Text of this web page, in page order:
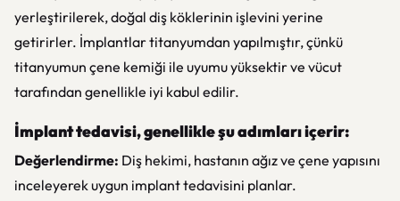
yerleştirilerek, doğal diş köklerinin işlevini yerine
getirirler. İmplantlar titanyumdan yapılmıştır, çünkü
titanyumun çene kemiği ile uyumu yüksektir ve vücut
tarafından genellikle iyi kabul edilir.
İmplant tedavisi, genellikle şu adımları içerir:
Değerlendirme: Diş hekimi, hastanın ağız ve çene yapısını
inceleyerek uygun implant tedavisini planlar.